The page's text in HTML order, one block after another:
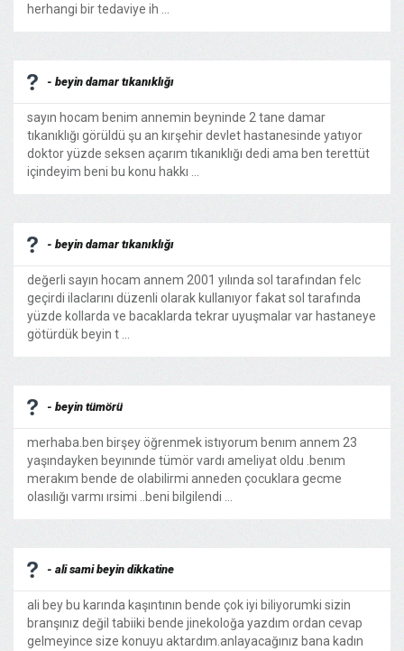
herhangi bir tedaviye ih ...
- beyin damar tıkanıklığı
sayın hocam benim annemin beyninde 2 tane damar
tıkanıklığı görüldü şu an kırşehir devlet hastanesinde yatıyor
doktor yüzde seksen açarım tıkanıklığı dedi ama ben terettüt
içindeyim beni bu konu hakkı ...
- beyin damar tıkanıklığı
değerli sayın hocam annem 2001 yılında sol tarafından felc
geçirdi ilaclarını düzenli olarak kullanıyor fakat sol tarafında
yüzde kollarda ve bacaklarda tekrar uyuşmalar var hastaneye
götürdük beyin t ...
- beyin tümörü
merhaba.ben birşey öğrenmek istıyorum benım annem 23
yaşındayken beyınınde tümör vardı ameliyat oldu .benım
merakım bende de olabilirmi anneden çocuklara gecme
olasılığı varmı ırsimi ..beni bilgilendi ...
- ali sami beyin dikkatine
ali bey bu karında kaşıntının bende çok iyi biliyorumki sizin
branşınız değil tabiiki bende jinekoloğa yazdım ordan cevap
gelmeyince size konuyu aktardım.anlayacağınız bana kadın